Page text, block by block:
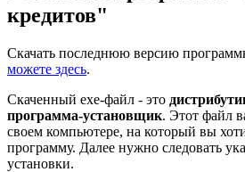
кредитов"
Скачать последнюю версию
можете здесь.
Скаченный exe-файл - это
программа-установщик. Этот файл
своем компьютере, на который вы
программу. Далее нужно следовать
установки.